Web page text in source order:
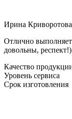
Ирина Криворотова
Отлично
довольны, респект!)
Качество
Уровень сервиса
Срок изготовления